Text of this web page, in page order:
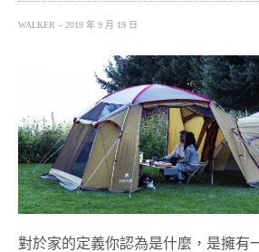
WALKER 2019 年 9 月 19 日
對於家的定義你認為是什麼，是擁有